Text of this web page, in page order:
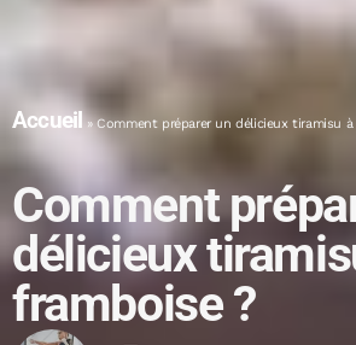
Accueil »Comment préparer un délicieux tiramisu à
Comment
délicieux
framboise ?